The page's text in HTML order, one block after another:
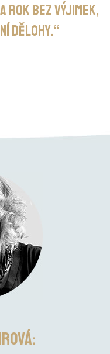
rok bez výjimek,
dělohy.“